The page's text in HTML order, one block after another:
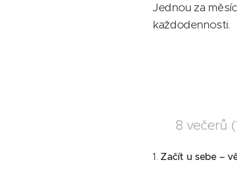
Jednou za
každodennosti.
📅 8 večerů
1. Začít u sebe –